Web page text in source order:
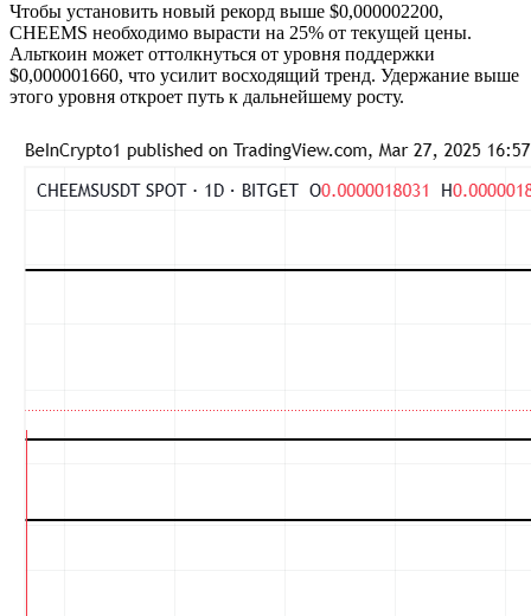
Чтобы установить новый рекорд выше $0,000002200,
CHEEMS необходимо вырасти на 25% от текущей цены.
Альткоин может оттолкнуться от уровня поддержки
$0,000001660, что усилит восходящий тренд. Удержание выше
этого уровня откроет путь к дальнейшему росту.